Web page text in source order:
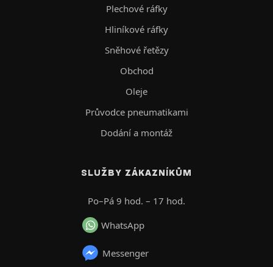
Plechové ráfky
Hliníkové ráfky
Sněhové řetězy
Obchod
Oleje
Průvodce pneumatikami
Dodání a montáž
SLUŽBY ZÁKAZNÍKŮM
Po–Pá 9 hod. – 17 hod.
WhatsApp
Messenger